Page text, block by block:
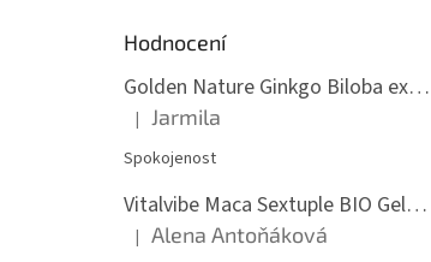
Hodnocení
Golden Nature Ginkgo Biloba extrakt 50:1 60mg, 100 kapslí
Hodnocení produktu je 5 z 5 hvězdiček.
| Jarmila
Spokojenost
Vitalvibe Maca Sextuple BIO Gelatinized 3-Complex, 60 kapslí
Hodnocení produktu je 5 z 5 hvězdiček.
| Alena Antoňáková